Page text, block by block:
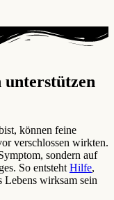
können feine
verschlossen wirkten.
sondern auf
So entsteht Hilfe,
Lebens wirksam sein